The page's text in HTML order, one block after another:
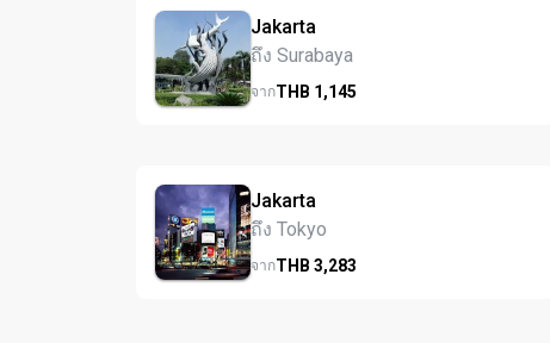
Jakarta
ถึง Surabaya
จากTHB 1,145
Jakarta
ถึง Tokyo
จากTHB 3,283